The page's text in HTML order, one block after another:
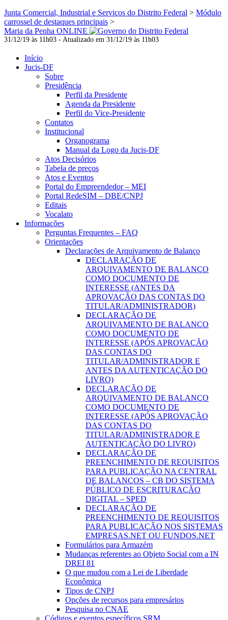
Junta Comercial, Industrial e Serviços do Distrito Federal > Módulo
carrossel de destaques principais >
Maria da Penha ONLINE
31/12/19 às 11h03 - Atualizado em 31/12/19 às 11h03
Início
Jucis-DF
Sobre
Presidência
Perfil da Presidente
Agenda da Presidente
Perfil do Vice-Presidente
Contatos
Institucional
Organograma
Manual da Logo da Jucis-DF
Atos Decisórios
Tabela de preços
Atos e Eventos
Portal do Empreendedor – MEI
Portal RedeSIM – DBE/CNPJ
Editais
Vocalato
Informações
Perguntas Frequentes – FAQ
Orientações
Declarações de Arquivamento de Balanço
DECLARAÇÃO DE
ARQUIVAMENTO DE BALANÇO
COMO DOCUMENTO DE
INTERESSE (ANTES DA
APROVAÇÃO DAS CONTAS DO
TITULAR/ADMINISTRADOR)
DECLARAÇÃO DE
ARQUIVAMENTO DE BALANÇO
COMO DOCUMENTO DE
INTERESSE (APÓS APROVAÇÃO
DAS CONTAS DO
TITULAR/ADMINISTRADOR E
ANTES DA AUTENTICAÇÃO DO
LIVRO)
DECLARAÇÃO DE
ARQUIVAMENTO DE BALANÇO
COMO DOCUMENTO DE
INTERESSE (APÓS APROVAÇÃO
DAS CONTAS DO
TITULAR/ADMINISTRADOR E
AUTENTICAÇÃO DO LIVRO)
DECLARAÇÃO DE
PREENCHIMENTO DE REQUISITOS
PARA PUBLICAÇÃO NA CENTRAL
DE BALANÇOS – CB DO SISTEMA
PÚBLICO DE ESCRITURAÇÃO
DIGITAL – SPED
DECLARAÇÃO DE
PREENCHIMENTO DE REQUISITOS
PARA PUBLICAÇÃO NOS SISTEMAS
EMPRESAS.NET OU FUNDOS.NET
Formulários para Armazém
Mudanças referentes ao Objeto Social com a IN
DREI 81
O que mudou com a Lei de Liberdade
Econômica
Tipos de CNPJ
Opções de recursos para empresários
Pesquisa no CNAE
Códigos e eventos específicos SRM